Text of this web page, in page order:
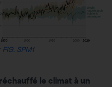
FIG. SPM1
le climat à un